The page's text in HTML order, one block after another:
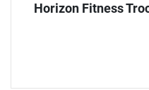
Horizon Fitness